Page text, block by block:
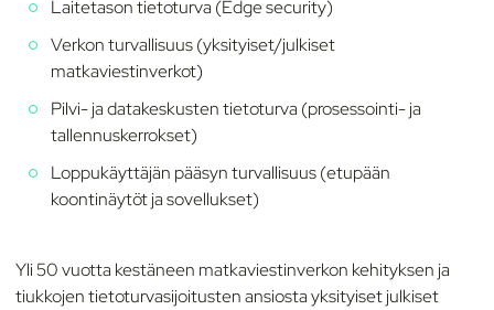
Laitetason tietoturva (Edge security)
Verkon turvallisuus (yksityiset/julkiset
matkaviestinverkot)
Pilvi- ja datakeskusten tietoturva (prosessointi- ja
tallennuskerrokset)
Loppukäyttäjän pääsyn turvallisuus (etupään
koontinäytöt ja sovellukset)
Yli 50 vuotta kestäneen matkaviestinverkon kehityksen ja
tiukkojen tietoturvasijoitusten ansiosta yksityiset julkiset